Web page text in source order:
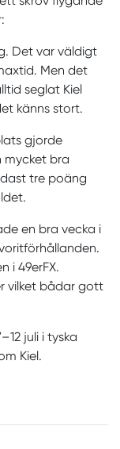
Det var väldigt
Men det
seglat Kiel
känns stort.
gjorde
mycket bra
tre poäng
en bra vecka i
i 49erFX.
vilket bådar gott
juli i tyska
Kiel.